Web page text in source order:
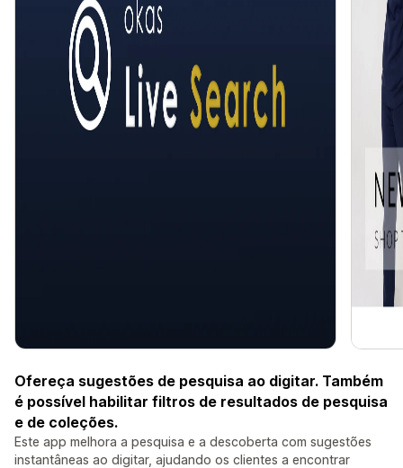
Ofereça sugestões de pesquisa ao digitar. Também
é possível habilitar filtros de resultados de pesquisa
e de coleções.
Este app melhora a pesquisa e a descoberta com sugestões
instantâneas ao digitar, ajudando os clientes a encontrar